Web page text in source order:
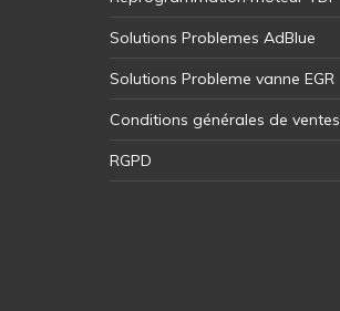
Solutions Problemes AdBlue
Solutions Probleme vanne EGR
Conditions générales de ventes
RGPD